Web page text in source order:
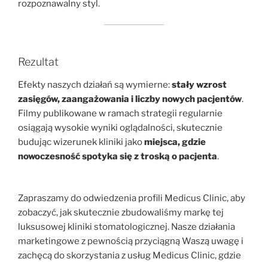
rozpoznawalny styl.
Rezultat
Efekty naszych działań są wymierne:stały wzrost
zasięgów, zaangażowania i liczby nowych pacjentów.
Filmy publikowane w ramach strategii regularnie
osiągają wysokie wyniki oglądalności, skutecznie
budując wizerunek kliniki jakomiejsca, gdzie
nowoczesność spotyka się z troską o pacjenta.
Zapraszamy do odwiedzenia profili Medicus Clinic, aby
zobaczyć, jak skutecznie zbudowaliśmy markę tej
luksusowej kliniki stomatologicznej. Nasze działania
marketingowe z pewnością przyciągną Waszą uwagę i
zachęcą do skorzystania z usług Medicus Clinic, gdzie